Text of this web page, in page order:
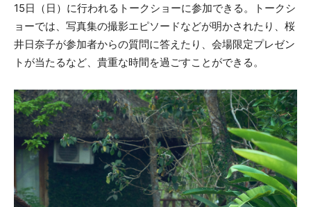
15日（日）に行われるトークショーに参加できる。トークシ
ョーでは、写真集の撮影エピソードなどが明かされたり、桜
井日奈子が参加者からの質問に答えたり、会場限定プレゼン
トが当たるなど、貴重な時間を過ごすことができる。